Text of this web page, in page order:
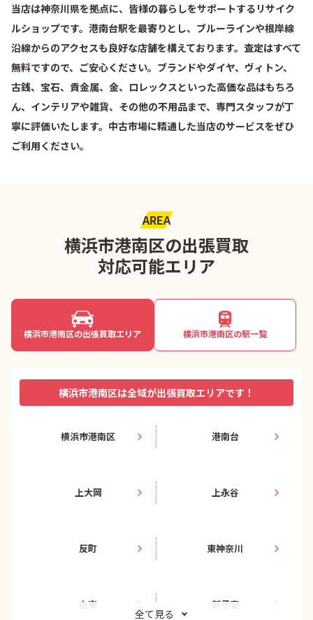
当店は神奈川県を拠点に、皆様の暮らしをサポートするリサイク
ルショップです。港南台駅を最寄りとし、ブルーラインや根岸線
沿線からのアクセスも良好な店舗を構えております。査定はすべて
無料ですので、ご安心ください。ブランドやダイヤ、ヴィトン、
古銭、宝石、貴金属、金、ロレックスといった高価な品はもちろ
ん、インテリアや雑貨、その他の不用品まで、専門スタッフが丁
寧に評価いたします。中古市場に精通した当店のサービスをぜひ
ご利用ください。
AREA
横浜市港南区の出張買取
対応可能エリア
横浜市港南区の出張買取エリア 横浜市港南区の駅一覧
横浜市港南区は全域が出張買取エリアです！
横浜市港南区 港南台
上大岡 上永谷
反町 東神奈川
白楽 新子安
全て見る